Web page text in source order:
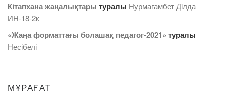
Кітапхана жаңалықтары туралы Нурмагамбет Дiлда
ИН-18-2к
«Жаңа форматтағы болашақ педагог-2021» туралы
Несібелі
МҰРАҒАТ